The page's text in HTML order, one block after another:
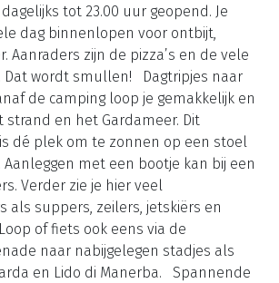
tot 23.00 uur geopend. Je
dag binnenlopen voor ontbijt,
Aanraders zijn de pizza’s en de vele
Dat wordt smullen! Dagtripjes naar
de camping loop je gemakkelijk en
strand en het Gardameer. Dit
dé plek om te zonnen op een stoel
met een bootje kan bij een
Verder zie je hier veel
als suppers, zeilers, jetskiërs en
of fiets ook eens via de
naar nabijgelegen stadjes als
en Lido di Manerba. Spannende